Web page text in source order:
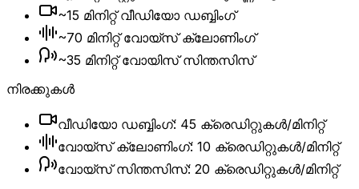
~15 മിനിറ്റ് വീഡിയോ ഡബ്ബിംഗ്
~70 മിനിറ്റ് വോയ്സ് ക്ലോണിംഗ്
~35 മിനിറ്റ് വോയിസ് സിന്തസിസ്
നിരക്കുകൾ
വീഡിയോ ഡബ്ബിംഗ്: 45 ക്രെഡിറ്റുകൾ/മിനിറ്റ്
വോയ്‌സ് ക്ലോണിംഗ്: 10 ക്രെഡിറ്റുകൾ/മിനിറ്റ്
വോയ്‌സ് സിന്തസിസ്: 20 ക്രെഡിറ്റുകൾ/മിനിറ്റ്